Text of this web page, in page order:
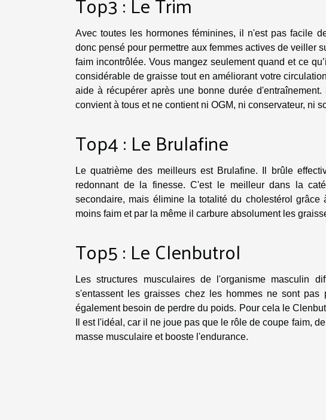
Avec toutes les hormones féminines, il n'est pas facile
donc pensé pour permettre aux femmes actives de veiller
faim incontrôlée. Vous mangez seulement quand et ce
considérable de graisse tout en améliorant votre
aide à récupérer après une bonne durée
convient à tous et ne contient ni OGM, ni conservateur, ni
Top4 : Le Brulafine
Le quatrième des meilleurs est Brulafine. Il brûle
redonnant de la finesse. C'est le meilleur dans la
secondaire, mais élimine la totalité du cholestérol
moins faim et par la même il carbure absolument les
Top5 : Le Clenbutrol
Les structures musculaires de l'organisme masculin
s'entassent les graisses chez les hommes ne sont
également besoin de perdre du poids. Pour cela le
Il est l'idéal, car il ne joue pas que le rôle de coupe faim,
masse musculaire et booste l'endurance.